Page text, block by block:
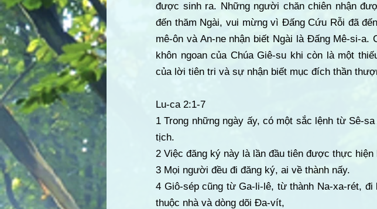
được sinh ra. Những người chăn chiên nhận
đến thăm Ngài, vui mừng vì Đấng Cứu Rỗi đã
mê-ôn và An-ne nhận biết Ngài là Đấng Mê-si-
khôn ngoan của Chúa Giê-su khi còn là một
của lời tiên tri và sự nhận biết mục đích thần
Lu-ca 2:1-7
1 Trong những ngày ấy, có một sắc lệnh từ Sê-
tịch.
2 Việc đăng ký này là lần đầu tiên được thực
3 Mọi người đều đi đăng ký, ai về thành nấy.
4 Giô-sép cũng từ Ga-li-lê, từ thành Na-xa-rét,
thuộc nhà và dòng dõi Đa-vít,